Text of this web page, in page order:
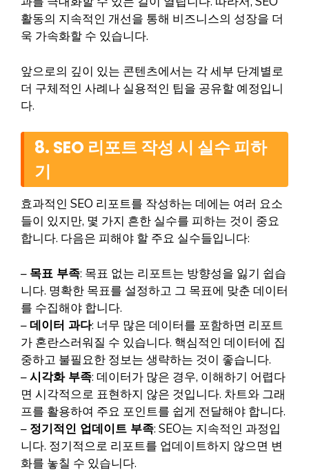
활동의 지속적인 개선을 통해 비즈니스의 성장을 더
욱 가속화할 수 있습니다.
앞으로의 깊이 있는 콘텐츠에서는 각 세부 단계별로
더 구체적인 사례나 실용적인 팁을 공유할 예정입니
다.
8. SEO 리포트 작성 시 실수 피하
기
효과적인 SEO 리포트를 작성하는 데에는 여러 요소
들이 있지만, 몇 가지 흔한 실수를 피하는 것이 중요
합니다. 다음은 피해야 할 주요 실수들입니다:
– 목표 부족: 목표 없는 리포트는 방향성을 잃기 쉽습
니다. 명확한 목표를 설정하고 그 목표에 맞춘 데이터
를 수집해야 합니다.
–데이터 과다: 너무 많은 데이터를 포함하면 리포트
가 혼란스러워질 수 있습니다. 핵심적인 데이터에 집
중하고 불필요한 정보는 생략하는 것이 좋습니다.
–시각화 부족: 데이터가 많은 경우, 이해하기 어렵다
면 시각적으로 표현하지 않은 것입니다. 차트와 그래
프를 활용하여 주요 포인트를 쉽게 전달해야 합니다.
– 정기적인 업데이트 부족: SEO는 지속적인 과정입
니다. 정기적으로 리포트를 업데이트하지 않으면 변
화를 놓칠 수 있습니다.